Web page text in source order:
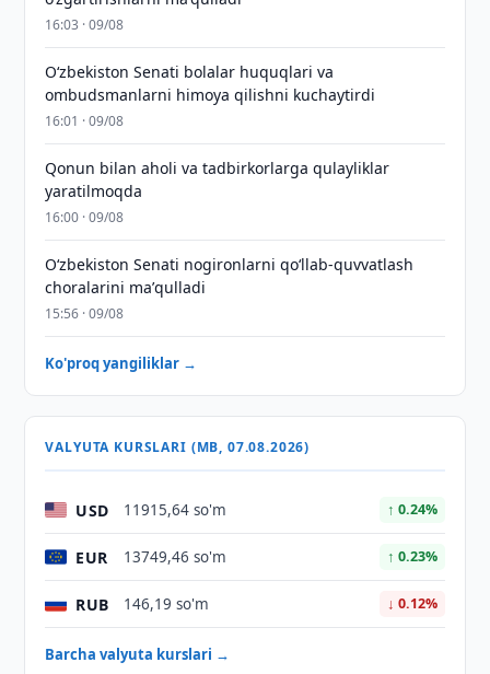
16:03 · 09/08
Oʻzbekiston Senati bolalar huquqlari va
ombudsmanlarni himoya qilishni kuchaytirdi
16:01 · 09/08
Qonun bilan aholi va tadbirkorlarga qulayliklar
yaratilmoqda
16:00 · 09/08
Oʻzbekiston Senati nogironlarni qoʻllab-quvvatlash
choralarini maʼqulladi
15:56 · 09/08
Ko'proq yangiliklar →
VALYUTA KURSLARI (MB, 07.08.2026)
USD 11915,64 so'm ↑ 0.24%
EUR 13749,46 so'm ↑ 0.23%
RUB 146,19 so'm ↓ 0.12%
Barcha valyuta kurslari →